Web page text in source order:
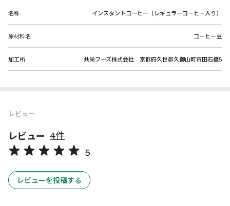
名称 インスタントコーヒー（レギュラーコーヒー入り）
原材料名 コーヒー豆
加工所 共栄フーズ株式会社 京都府久世郡久御山町市田石橋5
レビュー
レビュー 4件
5
レビューを投稿する